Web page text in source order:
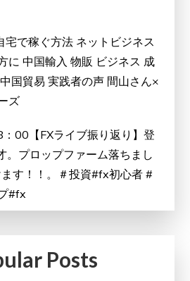
宅で稼ぐ方法 ネットビジネス
に 中国輸入 物販 ビジネス 成
国貿易 実践者の声 間山さん×
ズ
00【FXライブ振り返り】登
プロップファーム落ちまし
す！！。＃投資#fx初心者 #
#fx
Posts